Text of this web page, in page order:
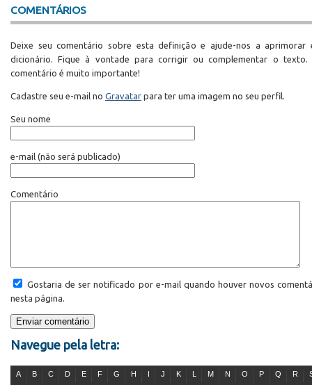
COMENTÁRIOS
Deixe seu comentário sobre esta definição e ajude-nos a aprimorar
dicionário. Fique à vontade para corrigir ou complementar o texto.
comentário é muito importante!
Cadastre seu e-mail no Gravatar para ter uma imagem no seu perfil.
Seu nome
e-mail (não será publicado)
Comentário
Gostaria de ser notificado por e-mail quando houver novos
nesta página.
Navegue pela letra:
A B C D E F G H I J K L M N O P Q R